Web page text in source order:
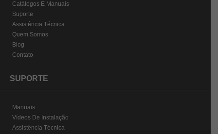
Catálogos E Manuais
Suporte
Assistência Técnica
Quem Somos
Blog
Contato
SUPORTE
Manuais
Vídeos De Instalação
Assistência Técnica